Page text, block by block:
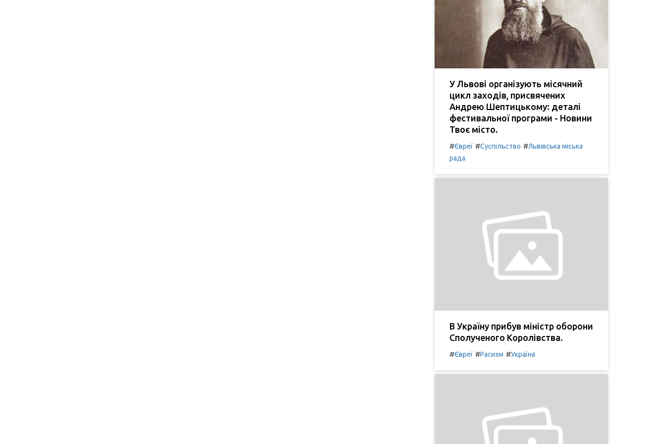
У Львові організують місячний
цикл заходів, присвячених
Андрею Шептицькому: деталі
фестивальної програми - Новини
Твоє місто.
#Євреї #Суспільство #Львівська міська
рада
В Україну прибув міністр оборони
Сполученого Королівства.
#Євреї #Расизм #Україна